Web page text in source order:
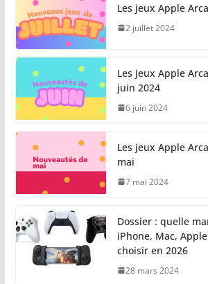
Les jeux Apple
2 juillet 2024
Les jeux Apple
juin 2024
6 juin 2024
Les jeux Apple
mai
7 mai 2024
Dossier : quelle
iPhone, Mac,
choisir en 2026
28 mars 2024